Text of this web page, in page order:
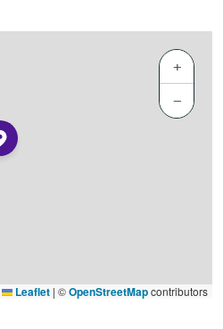
+
−
Leaflet | ©OpenStreetMapcontributors